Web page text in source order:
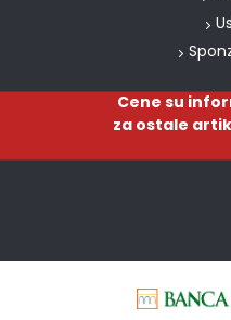
Cene su
za ostale